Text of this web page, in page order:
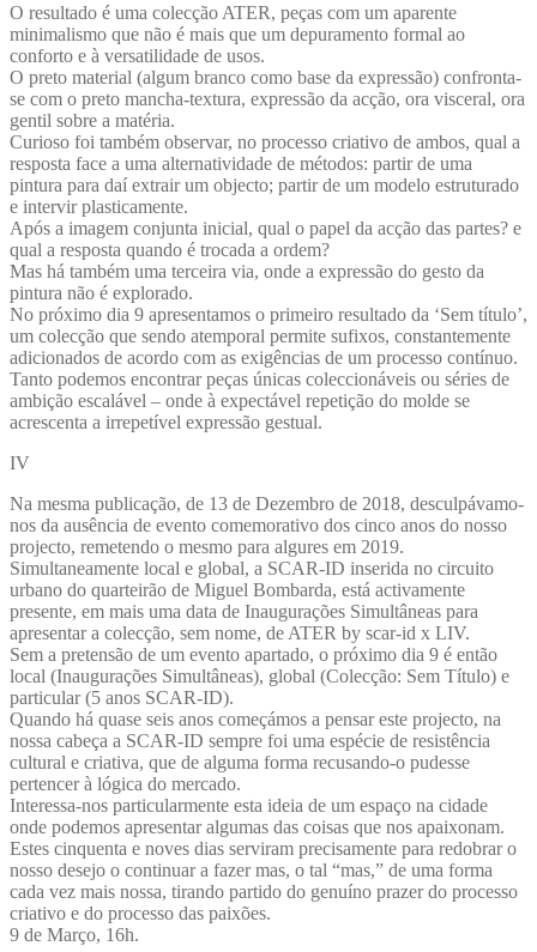
O resultado é uma colecção ATER, peças com um aparente
minimalismo que não é mais que um depuramento formal ao
conforto e à versatilidade de usos.
O preto material (algum branco como base da expressão) confronta-
se com o preto mancha-textura, expressão da acção, ora visceral, ora
gentil sobre a matéria.
Curioso foi também observar, no processo criativo de ambos, qual a
resposta face a uma alternatividade de métodos: partir de uma
pintura para daí extrair um objecto; partir de um modelo estruturado
e intervir plasticamente.
Após a imagem conjunta inicial, qual o papel da acção das partes? e
qual a resposta quando é trocada a ordem?
Mas há também uma terceira via, onde a expressão do gesto da
pintura não é explorado.
No próximo dia 9 apresentamos o primeiro resultado da ‘Sem título’,
um colecção que sendo atemporal permite sufixos, constantemente
adicionados de acordo com as exigências de um processo contínuo.
Tanto podemos encontrar peças únicas coleccionáveis ou séries de
ambição escalável – onde à expectável repetição do molde se
acrescenta a irrepetível expressão gestual.
IV
Na mesma publicação, de 13 de Dezembro de 2018, desculpávamo-
nos da ausência de evento comemorativo dos cinco anos do nosso
projecto, remetendo o mesmo para algures em 2019.
Simultaneamente local e global, a SCAR-ID inserida no circuito
urbano do quarteirão de Miguel Bombarda, está activamente
presente, em mais uma data de Inaugurações Simultâneas para
apresentar a colecção, sem nome, de ATER by scar-id x LIV.
Sem a pretensão de um evento apartado, o próximo dia 9 é então
local (Inaugurações Simultâneas), global (Colecção: Sem Título) e
particular (5 anos SCAR-ID).
Quando há quase seis anos começámos a pensar este projecto, na
nossa cabeça a SCAR-ID sempre foi uma espécie de resistência
cultural e criativa, que de alguma forma recusando-o pudesse
pertencer à lógica do mercado.
Interessa-nos particularmente esta ideia de um espaço na cidade
onde podemos apresentar algumas das coisas que nos apaixonam.
Estes cinquenta e noves dias serviram precisamente para redobrar o
nosso desejo o continuar a fazer mas, o tal “mas,” de uma forma
cada vez mais nossa, tirando partido do genuíno prazer do processo
criativo e do processo das paixões.
9 de Março, 16h.